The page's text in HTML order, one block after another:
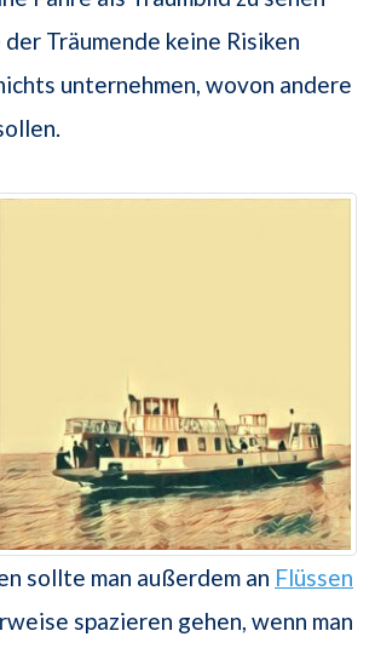
Träumende keine Risiken
unternehmen, wovon andere
sollte man außerdem an Flüssen
spazieren gehen, wenn man